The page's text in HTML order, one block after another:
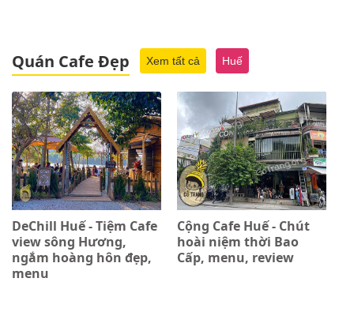
Quán Cafe Đẹp Xem tất cả Huế
DeChill Huế - Tiệm Cafe
view sông Hương,
ngắm hoàng hôn đẹp,
menu
Cộng Cafe Huế - Chút
hoài niệm thời Bao
Cấp, menu, review